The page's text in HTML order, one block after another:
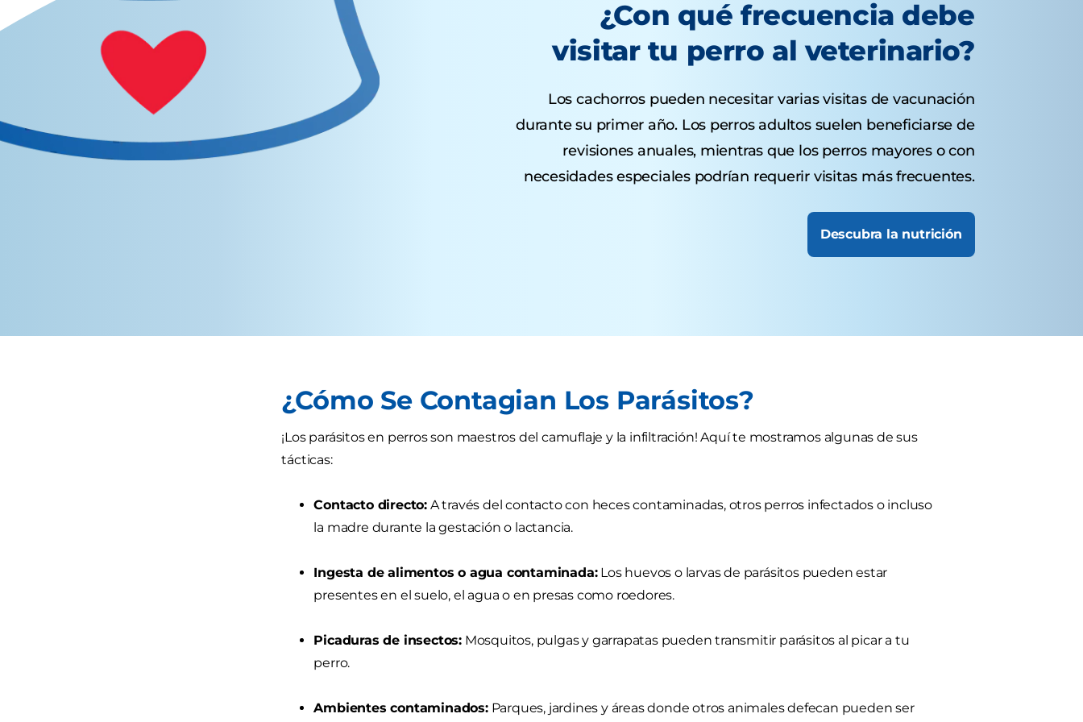
¿Con qué frecuencia debe
visitar tu perro al veterinario?
Los cachorros pueden necesitar varias visitas de vacunación
durante su primer año. Los perros adultos suelen beneficiarse de
revisiones anuales, mientras que los perros mayores o con
necesidades especiales podrían requerir visitas más frecuentes.
Descubra la nutrición
¿Cómo Se Contagian Los Parásitos?
¡Los parásitos en perros son maestros del camuflaje y la infiltración! Aquí te mostramos algunas de sus
tácticas:
Contacto directo: A través del contacto con heces contaminadas, otros perros infectados o incluso
la madre durante la gestación o lactancia.
Ingesta de alimentos o agua contaminada:Los huevos o larvas de parásitos pueden estar
presentes en el suelo, el agua o en presas como roedores.
Picaduras de insectos: Mosquitos, pulgas y garrapatas pueden transmitir parásitos al picar a tu
perro.
Ambientes contaminados:Parques, jardines y áreas donde otros animales defecan pueden ser